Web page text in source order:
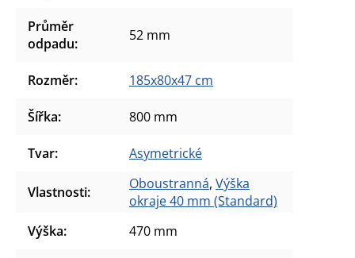
Průměr
odpadu: 52 mm
Rozměr: 185x80x47 cm
Šířka: 800 mm
Tvar: Asymetrické
Vlastnosti: Oboustranná, Výška
okraje 40 mm (Standard)
Výška: 470 mm